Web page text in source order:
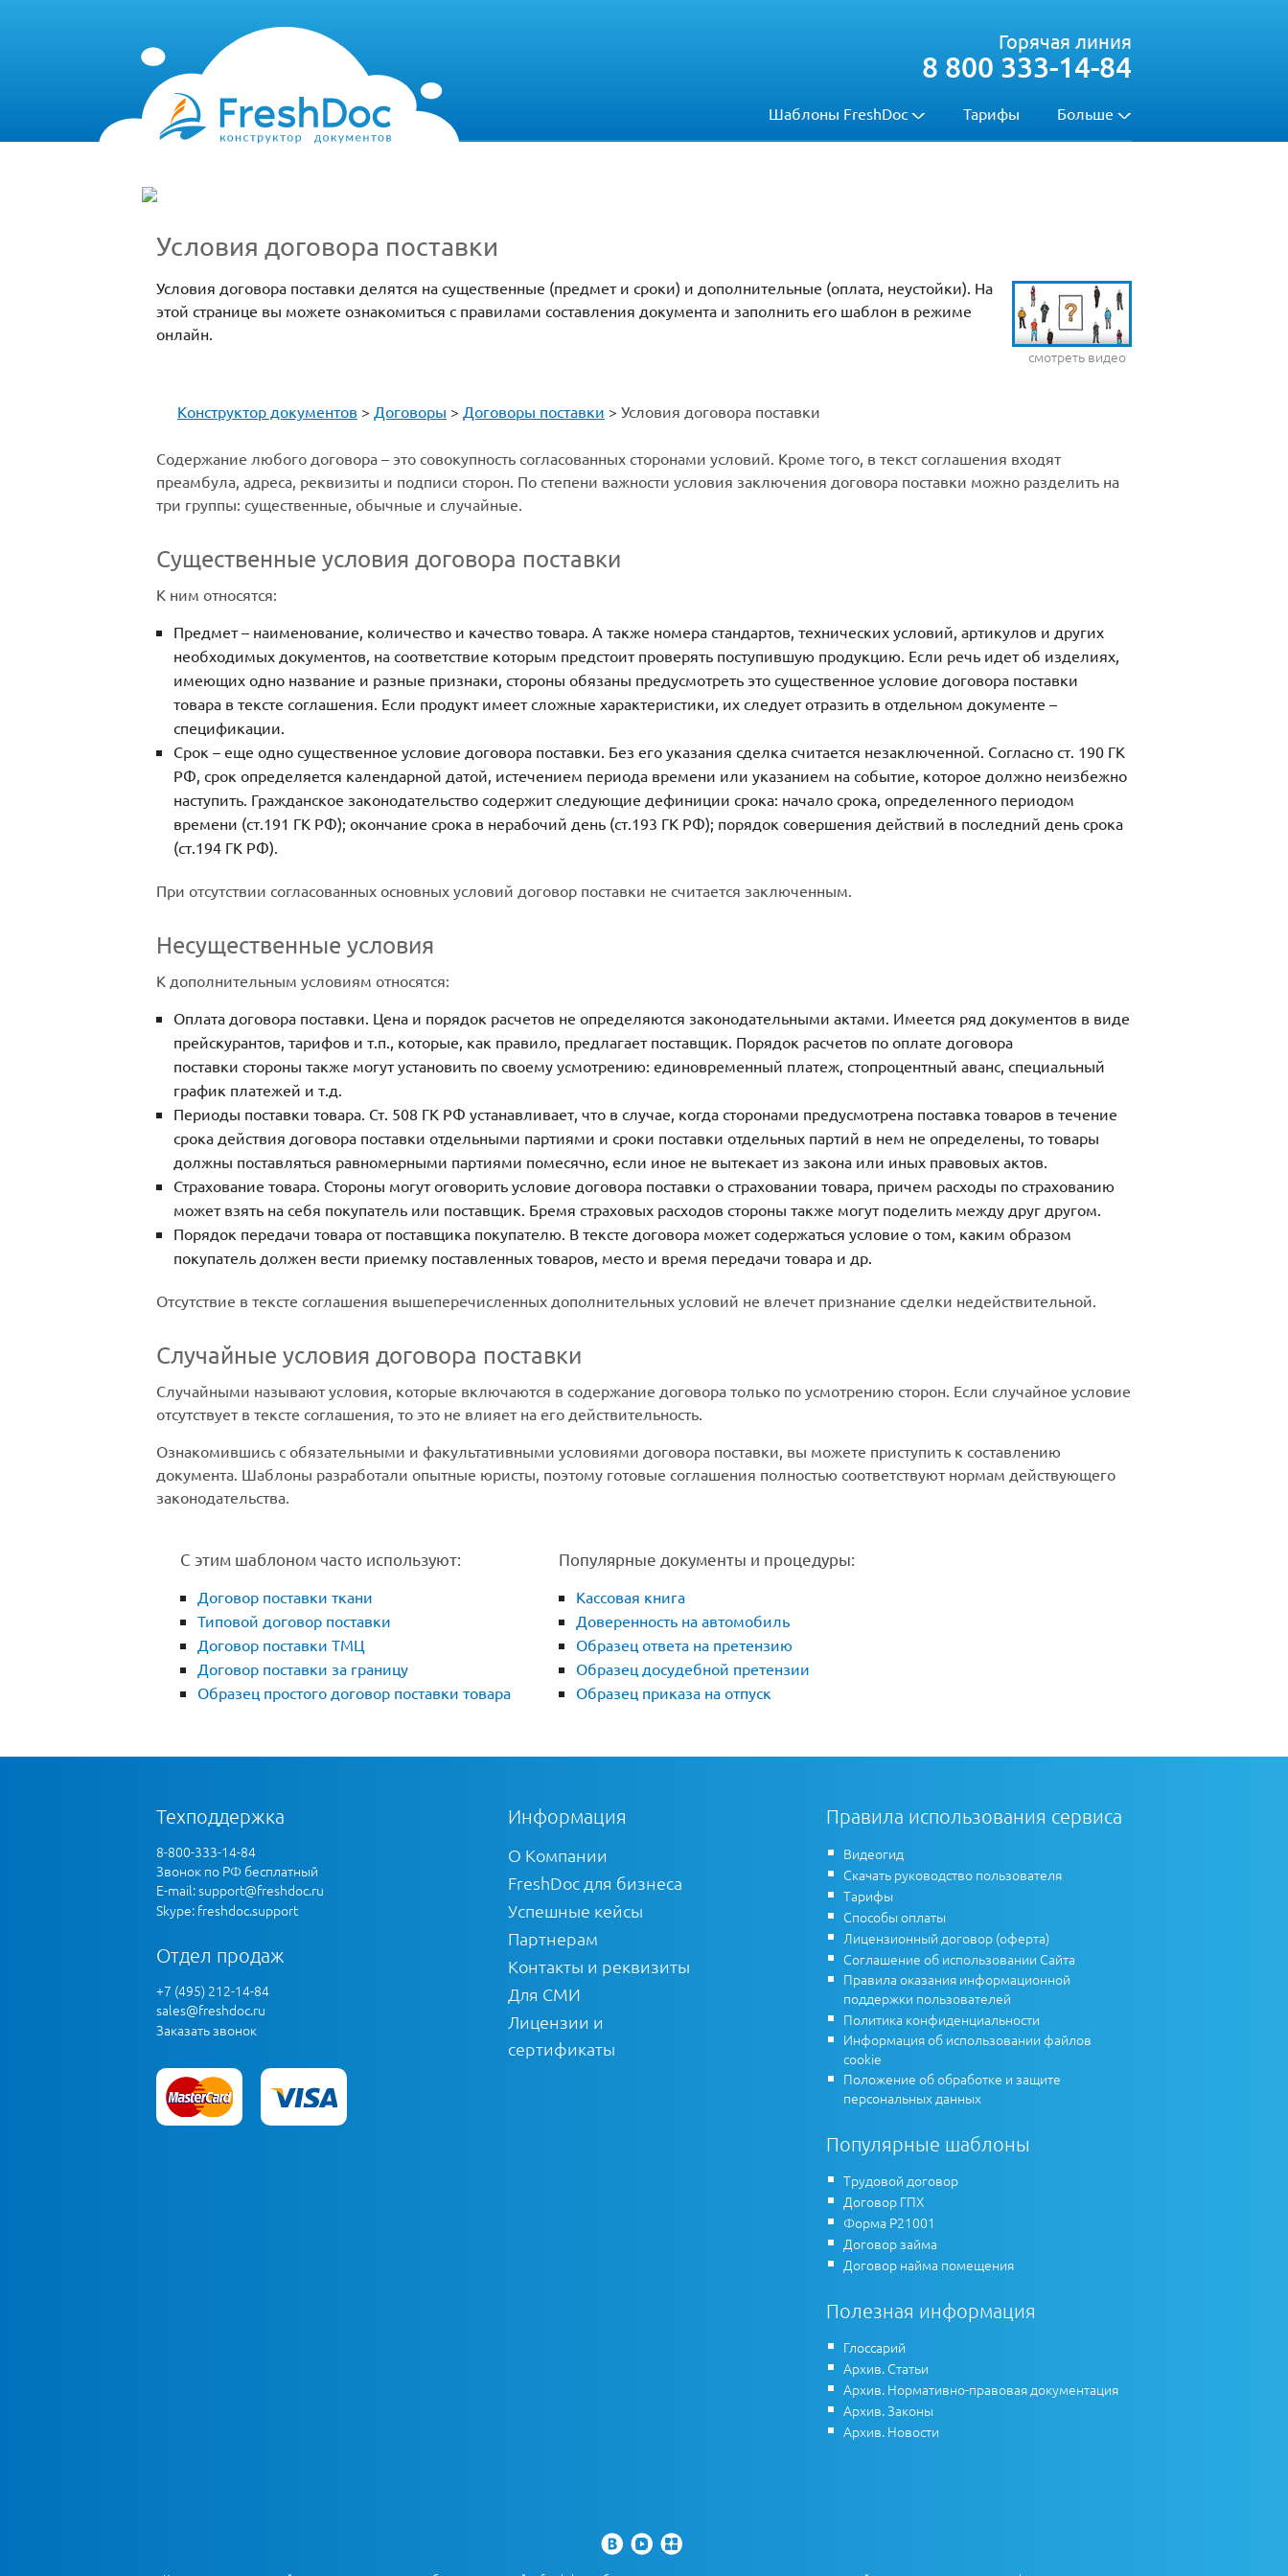
Шаблоны FreshDoc Тарифы Больше
Горячая линия
8 800 333-14-84
Условия договора поставки
смотреть видео
Условия договора поставки делятся на существенные (предмет и сроки) и дополнительные (оплата, неустойки). На
этой странице вы можете ознакомиться с правилами составления документа и заполнить его шаблон в режиме
онлайн.
Конструктор документов > Договоры > Договоры поставки > Условия договора поставки
Содержание любого договора – это совокупность согласованных сторонами условий. Кроме того, в текст соглашения входят
преамбула, адреса, реквизиты и подписи сторон. По степени важности условия заключения договора поставки можно разделить на
три группы: существенные, обычные и случайные.
Существенные условия договора поставки
К ним относятся:
Предмет – наименование, количество и качество товара. А также номера стандартов, технических условий, артикулов и других
необходимых документов, на соответствие которым предстоит проверять поступившую продукцию. Если речь идет об изделиях,
имеющих одно название и разные признаки, стороны обязаны предусмотреть это существенное условие договора поставки
товара в тексте соглашения. Если продукт имеет сложные характеристики, их следует отразить в отдельном документе –
спецификации.
Срок – еще одно существенное условие договора поставки. Без его указания сделка считается незаключенной. Согласно ст. 190 ГК
РФ, срок определяется календарной датой, истечением периода времени или указанием на событие, которое должно неизбежно
наступить. Гражданское законодательство содержит следующие дефиниции срока: начало срока, определенного периодом
времени (ст.191 ГК РФ); окончание срока в нерабочий день (ст.193 ГК РФ); порядок совершения действий в последний день срока
(ст.194 ГК РФ).
При отсутствии согласованных основных условий договор поставки не считается заключенным.
Несущественные условия
К дополнительным условиям относятся:
Оплата договора поставки. Цена и порядок расчетов не определяются законодательными актами. Имеется ряд документов в виде
прейскурантов, тарифов и т.п., которые, как правило, предлагает поставщик. Порядок расчетов по оплате договора
поставки стороны также могут установить по своему усмотрению: единовременный платеж, стопроцентный аванс, специальный
график платежей и т.д.
Периоды поставки товара. Ст. 508 ГК РФ устанавливает, что в случае, когда сторонами предусмотрена поставка товаров в течение
срока действия договора поставки отдельными партиями и сроки поставки отдельных партий в нем не определены, то товары
должны поставляться равномерными партиями помесячно, если иное не вытекает из закона или иных правовых актов.
Страхование товара. Стороны могут оговорить условие договора поставки о страховании товара, причем расходы по страхованию
может взять на себя покупатель или поставщик. Бремя страховых расходов стороны также могут поделить между друг другом.
Порядок передачи товара от поставщика покупателю. В тексте договора может содержаться условие о том, каким образом
покупатель должен вести приемку поставленных товаров, место и время передачи товара и др.
Отсутствие в тексте соглашения вышеперечисленных дополнительных условий не влечет признание сделки недействительной.
Случайные условия договора поставки
Случайными называют условия, которые включаются в содержание договора только по усмотрению сторон. Если случайное условие
отсутствует в тексте соглашения, то это не влияет на его действительность.
Ознакомившись с обязательными и факультативными условиями договора поставки, вы можете приступить к составлению
документа. Шаблоны разработали опытные юристы, поэтому готовые соглашения полностью соответствуют нормам действующего
законодательства.
С этим шаблоном часто используют:
Договор поставки ткани
Типовой договор поставки
Договор поставки ТМЦ
Договор поставки за границу
Образец простого договор поставки товара
Популярные документы и процедуры:
Кассовая книга
Доверенность на автомобиль
Образец ответа на претензию
Образец досудебной претензии
Образец приказа на отпуск
Техподдержка
8-800-333-14-84
Звонок по РФ бесплатный
E-mail:support@freshdoc.ru
Skype: freshdoc.support
Отдел продаж
+7 (495) 212-14-84
sales@freshdoc.ru
Заказать звонок
Информация
О Компании
FreshDoc для бизнеса
Успешные кейсы
Партнерам
Контакты и реквизиты
Для СМИ
Лицензии и
сертификаты
Правила использования сервиса
Видеогид
Скачать руководство пользователя
Тарифы
Способы оплаты
Лицензионный договор (оферта)
Соглашение об использовании Сайта
Правила оказания информационной
поддержки пользователей
Политика конфиденциальности
Информация об использовании файлов
cookie
Положение об обработке и защите
персональных данных
Популярные шаблоны
Трудовой договор
Договор ГПХ
Форма Р21001
Договор займа
Договор найма помещения
Полезная информация
Глоссарий
Архив. Статьи
Архив. Нормативно-правовая документация
Архив. Законы
Архив. Новости